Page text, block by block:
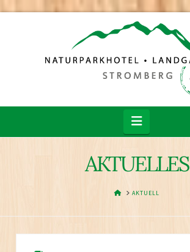
Navigation
AKTUELLES
HOMEAKTUELL